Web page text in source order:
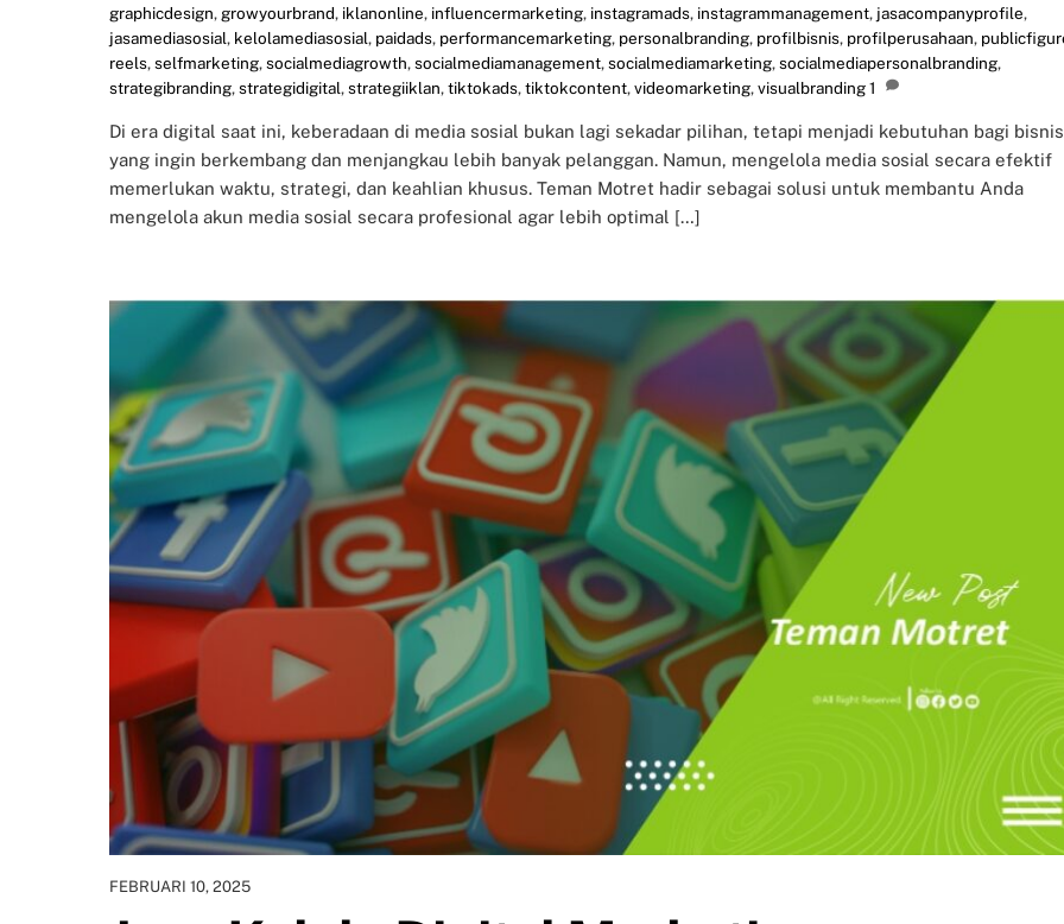
graphicdesign,growyourbrand, iklanonline, influencermarketing, instagramads, instagrammanagement, jasacompanyprofile,
jasamediasosial, kelolamediasosial, paidads, performancemarketing, personalbranding, profilbisnis, profilperusahaan,
reels,selfmarketing,socialmediagrowth,socialmediamanagement,socialmediamarketing,socialmediapersonalbranding,
strategibranding,strategidigital,strategiiklan,tiktokads,tiktokcontent,videomarketing,visualbranding1
Di era digital saat ini, keberadaan di media sosial bukan lagi sekadar pilihan, tetapi menjadi kebutuhan bagi bisnis
yang ingin berkembang dan menjangkau lebih banyak pelanggan. Namun, mengelola media sosial secara efektif
memerlukan waktu, strategi, dan keahlian khusus. Teman Motret hadir sebagai solusi untuk membantu Anda
mengelola akun media sosial secara profesional agar lebih optimal […]
FEBRUARI 10, 2025